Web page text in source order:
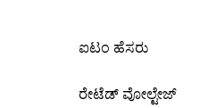
ಐಟಂ ಹೆಸರು
ರೇಟೆಡ್ ವೋಲ್ಟೇಜ್